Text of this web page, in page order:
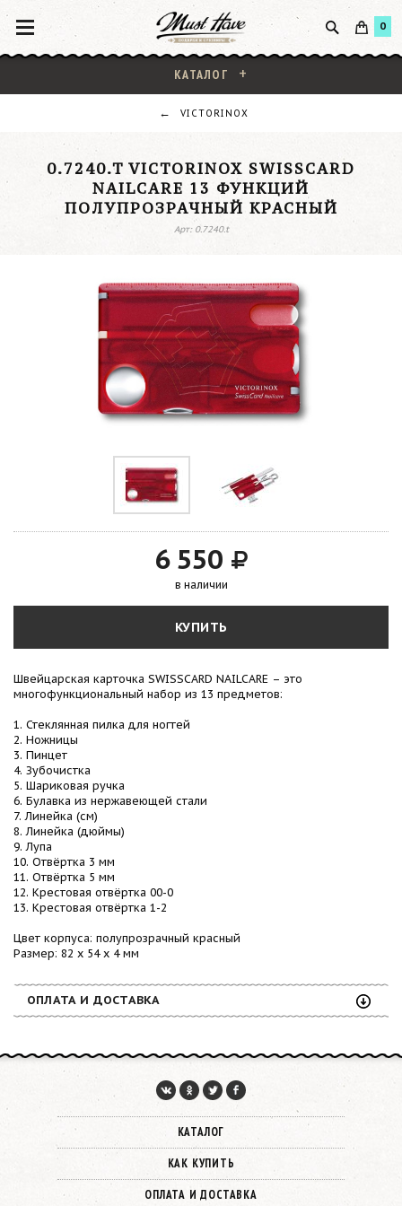
0
КАТАЛОГ
VICTORINOX
0.7240.T VICTORINOX SWISSCARD
NAILCARE 13 ФУНКЦИЙ
ПОЛУПРОЗРАЧНЫЙ КРАСНЫЙ
Арт: 0.7240.t
6 550
в наличии
КУПИТЬ
Швейцарская карточка SWISSCARD NAILCARE – это
многофункциональный набор из 13 предметов:
1. Стеклянная пилка для ногтей
2. Ножницы
3. Пинцет
4. Зубочистка
5. Шариковая ручка
6. Булавка из нержавеющей стали
7. Линейка (см)
8. Линейка (дюймы)
9. Лупа
10. Отвёртка 3 мм
11. Отвёртка 5 мм
12. Крестовая отвёртка 00-0
13. Крестовая отвёртка 1-2
Цвет корпуса: полупрозрачный красный
Размер: 82 х 54 х 4 мм
ОПЛАТА И ДОСТАВКА
КАТАЛОГ
КАК КУПИТЬ
ОПЛАТА И ДОСТАВКА